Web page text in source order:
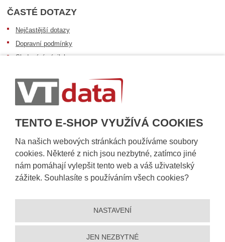
TENTO E-SHOP VYUŽÍVÁ COOKIES
Na našich webových stránkách používáme soubory
cookies. Některé z nich jsou nezbytné, zatímco jiné
nám pomáhají vylepšit tento web a váš uživatelský
zážitek. Souhlasíte s používáním všech cookies?
NASTAVENÍ
JEN NEZBYTNÉ
ČASTÉ DOTAZY
Nejčastější dotazy
Dopravní podmínky
Sledování zásilek
Informace k dostupnosti zboží
Obecné informace
Prohlášení o přístupnosti |Ochrana osobních údajů |Mapa stránek ||